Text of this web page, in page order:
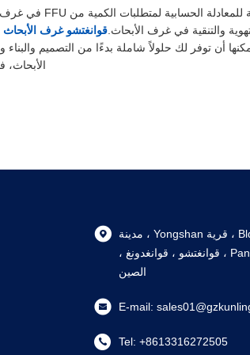
والتنقية في غرف الأبحاث. قوانغتشو غرف الأبحاث
أن توفر لك حلولاً شاملة بدءًا من التصميم
105، Bldg 6, 102 Nanlu ، قرية Yongshan ، مدينة
Shiqi ، منطقة Panyu ، قوانغتشو ، قوانغدونغ ،
الصين
E-mail:
Tel: +8613316272505